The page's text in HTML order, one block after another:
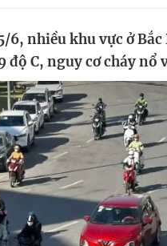
cuộc sống
nhiều khu vực ở
độ C, nguy cơ cháy nổ